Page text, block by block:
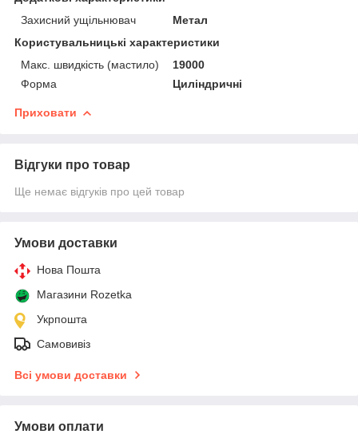
Захисний ущільнювач
Метал
Користувальницькі характеристики
Макс. швидкість (мастило)
19000
Форма
Циліндричні
Приховати
Відгуки про товар
Ще немає відгуків про цей товар
Умови доставки
Нова Пошта
Магазини Rozetka
Укрпошта
Самовивіз
Всі умови доставки
Умови оплати